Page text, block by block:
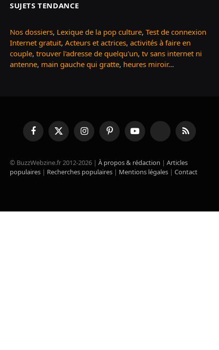
SUJETS TENDANCE
Nos dossiers, Lexique de la pop culture, Test de connexion
Internet gratuit, Acteurs et actrices, activités à faire en
couple, trouver l'adresse de quelqu'un, tv sans internet ni
antenne, main gauche qui gratte, heures miroir...
FacebookX
(Twitter)
InstagramPinterestYouTube TikTok RSS
© BuzzWebzine.fr 2012-2026 | À propos & rédaction | Articles
populaires | Recherches populaires | Mentions légales | Contact